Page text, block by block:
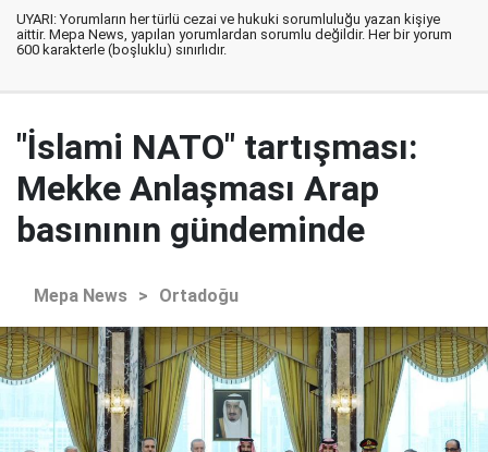
UYARI: Yorumların her türlü cezai ve hukuki sorumluluğu yazan kişiye
aittir. Mepa News, yapılan yorumlardan sorumlu değildir. Her bir yorum
600 karakterle (boşluklu) sınırlıdır.
"İslami NATO" tartışması:
Mekke Anlaşması Arap
basınının gündeminde
Mepa News > Ortadoğu